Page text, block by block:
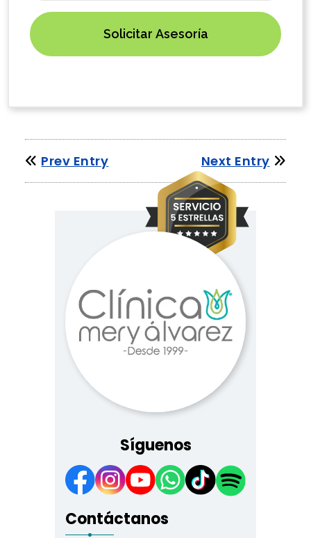
Prev Entry Next Entry
Síguenos
Contáctanos